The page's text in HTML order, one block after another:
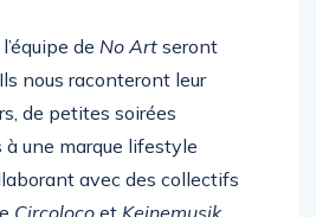
deNo Artseront
nous raconteront leur
de petites soirées
une marque lifestyle
avec des collectifs